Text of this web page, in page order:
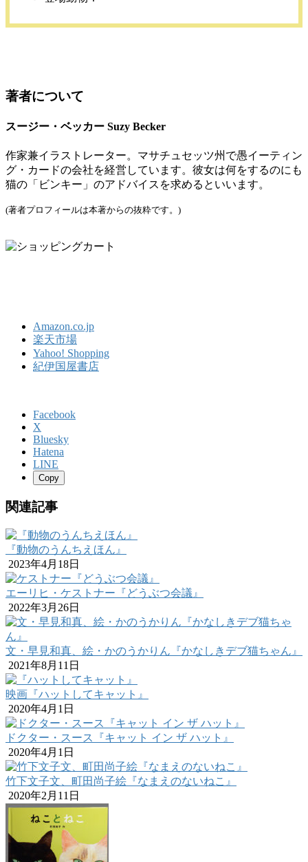
著者について
スージー・ベッカー Suzy Becker
作家兼イラストレーター。マサチュセッツ州で愚イーティン
グ・カードの会社を経営しています。彼女は何をするのにも
猫の「ビンキー」のアドバイスを求めるといいます。
(著者プロフィールは本著からの抜粋です。)
Amazon.co.jp
楽天市場
Yahoo! Shopping
紀伊国屋書店
Facebook
X
Bluesky
Hatena
LINE
Copy
関連記事
『動物のうんちえほん』
2023年4月18日
エーリヒ・ケストナー『どうぶつ会議』
2022年3月26日
文・早見和真、絵・かのうかりん『かなしきデブ猫ちゃん』
2021年8月11日
映画『ハットしてキャット』
2020年4月1日
ドクター・スース『キャット イン ザ ハット』
2020年4月1日
竹下文子文、町田尚子絵『なまえのないねこ』
2020年2月11日